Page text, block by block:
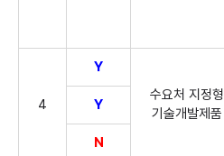
4
Y
수요처 지정형
기술개발제품
Y
N